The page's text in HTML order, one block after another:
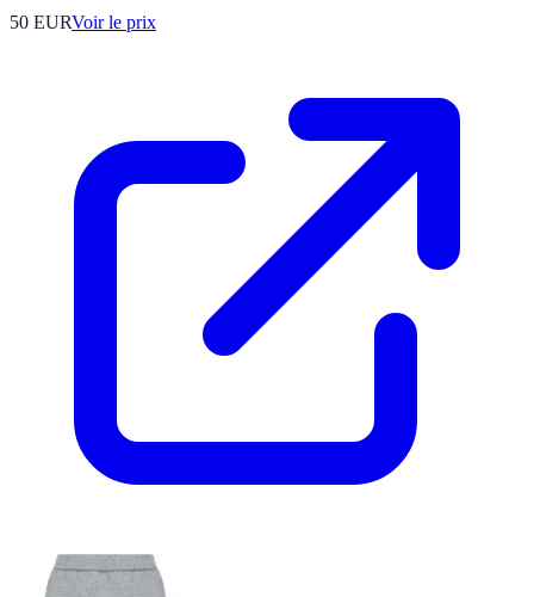
50 EURVoir le prix